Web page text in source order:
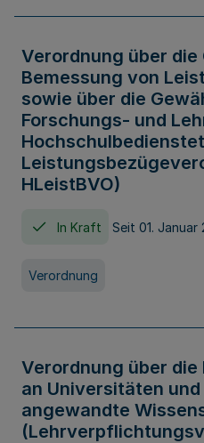
Verordnung über die
Bemessung von
sowie über die
Forschungs- und
HLeistBVO)
In Kraft Seit 01. Januar
Verordnung
Verordnung über
an Universitäten
angewandte